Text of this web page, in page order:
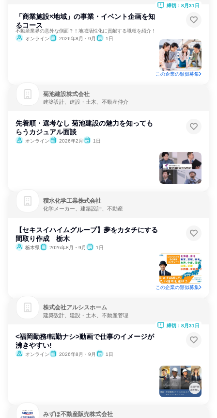
「商業施設×地域」の事業・イベント企画を知
るコース
不動産業界の意外な側面？！地域活性化に貢献する職種を紹介！
オンライン
2026年8月・9月 1日
締切：8月31日
この企業の類似募集
菊池建設株式会社
建築設計、建設・土木、不動産仲介
先着順・選考なし 菊池建設の魅力を知っても
らうカジュアル面談
オンライン 2026年2月 1日
積水化学工業株式会社
化学メーカー、建築設計、不動産
【セキスイハイムグループ】夢をカタチにする
間取り作成 栃木
栃木県 2026年8月・9月 1日
この企業の類似募集
株式会社アルシスホーム
建築設計、建設・土木、不動産管理
<福岡勤務/転勤ナシ>動画で仕事のイメージが
沸きやすい!
オンライン 2026年8月・9月 1日
締切：8月31日
みずほ不動産販売株式会社